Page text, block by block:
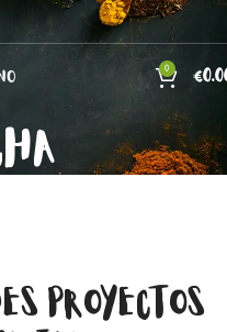
0 €
PROYECTOS